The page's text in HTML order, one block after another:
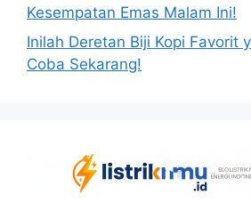
Kesempatan Emas Malam Ini!
Inilah Deretan Biji Kopi Favorit
Coba Sekarang!